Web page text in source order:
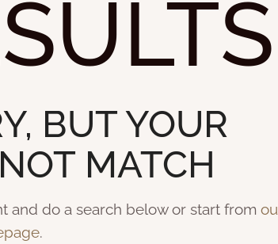
BUT YOUR
MATCH
and do a search below or start from
.